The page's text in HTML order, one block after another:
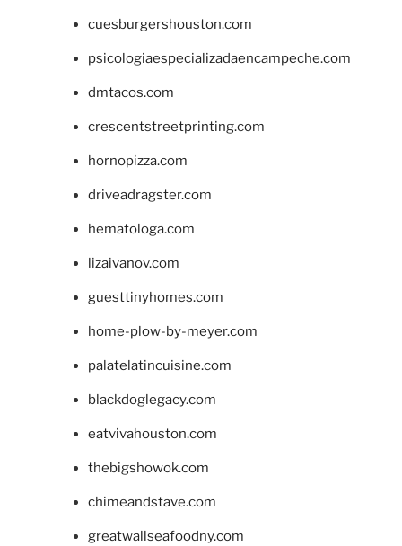
cuesburgershouston.com
psicologiaespecializadaencampeche.com
dmtacos.com
crescentstreetprinting.com
hornopizza.com
driveadragster.com
hematologa.com
lizaivanov.com
guesttinyhomes.com
home-plow-by-meyer.com
palatelatincuisine.com
blackdoglegacy.com
eatvivahouston.com
thebigshowok.com
chimeandstave.com
greatwallseafoodny.com